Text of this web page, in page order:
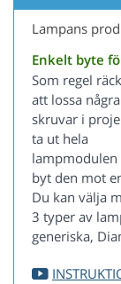
Lampans
Enkelt byte
Som regel
att lossa några
skruvar i
ta ut hela
lampmodulen
byt den mot
Du kan välja
3 typer av
generiska,